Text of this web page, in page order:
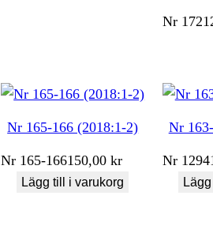
Nr 172
Nr 165-166 (2018:1-2)
Nr 165-166150,00kr
Lägg till i varukorg
Nr
Nr 1294